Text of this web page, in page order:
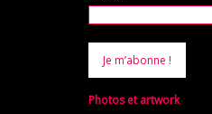
Photos et artwork